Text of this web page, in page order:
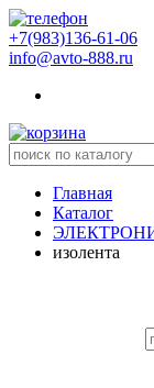
+7(983)136-61-06
info@avto-888.ru
Главная
Каталог
изолента